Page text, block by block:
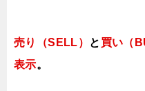
売り（SELL） と 買い（
表示。